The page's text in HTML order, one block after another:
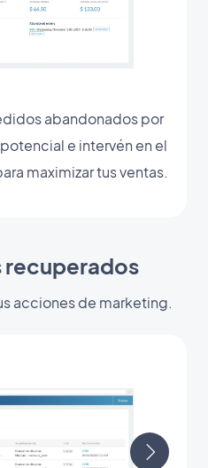
abandonados por
e intervén en el
maximizar tus ventas.
recuperados
acciones de marketing.